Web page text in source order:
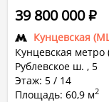
Кунцевская
Кунцевская
Рублевское ш. , 5
Этаж: 5 / 14
Площадь: 60,9 м2
39 800 000Р